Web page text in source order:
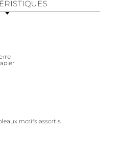
motifs assortis